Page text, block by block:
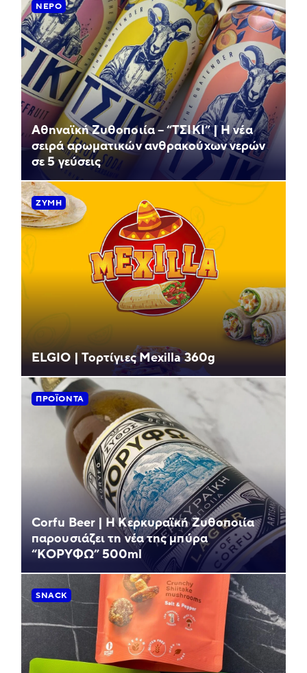
ΝΕΡΌ
Αθηναϊκή Ζυθοποιία – “ΤΣΙΚΙ” | Η νέα
σειρά αρωματικών ανθρακούχων νερών
σε 5 γεύσεις
ΖΎΜΗ
ELGIO | Τορτίγιες Mexilla 360g
ΠΡΟΪΌΝΤΑ
Corfu Beer | Η Κερκυραϊκή Ζυθοποιία
παρουσιάζει τη νέα της μπύρα
“ΚΟΡΥΦΩ” 500ml
SNACK